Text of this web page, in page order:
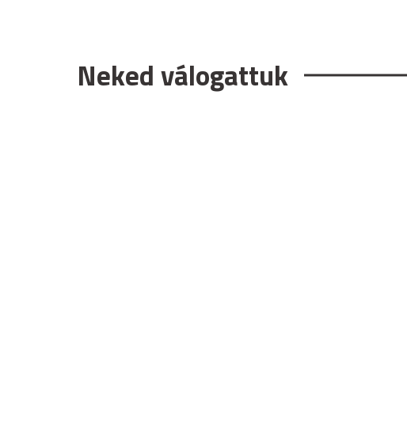
Neked válogattuk